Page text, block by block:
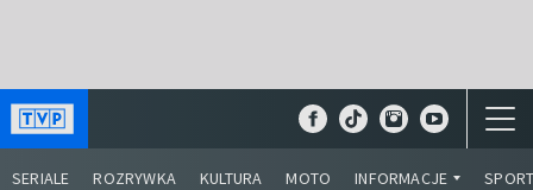
SERIALE ROZRYWKA KULTURA MOTO INFORMACJE